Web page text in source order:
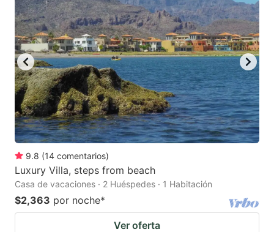
9.8 (14 comentarios)
Luxury Villa, steps from beach
Casa de vacaciones · 2 Huéspedes · 1 Habitación
$2,363 por noche*
Ver oferta